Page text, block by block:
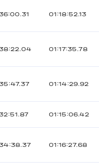
01:18:52.13
01:17:35.78
01:14:29.92
01:15:06.42
01:16:27.68